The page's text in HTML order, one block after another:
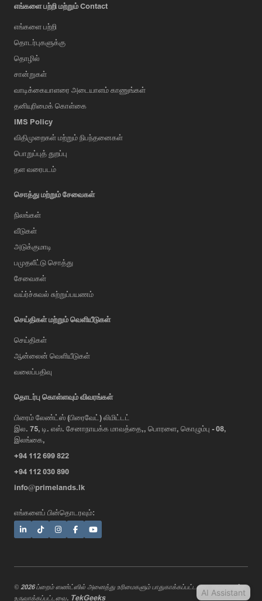
எங்களை பற்றி மற்றும் Contact
எங்களை பற்றி
தொடர்புகளுக்கு
தொழில்
சான்றுகள்
வாடிக்கையாளரை அடையாளம் காணுங்கள்
தனியுரிமைக் கொள்கை
IMS Policy
விதிமுறைகள் மற்றும் நிபந்தனைகள்
பொறுப்புத் துறப்பு
தள வரைபடம்
சொத்து மற்றும் சேவைகள்
நிலங்கள்
வீடுகள்
அடுக்குமாடி
பமுதலீட்டு சொத்து
சேவைகள்
வய்ர்ச்சுவல் சுற்றுப்பயணம்
செய்திகள் மற்றும் வெளியீடுகள்
செய்திகள்
ஆன்லைன் வெளியீடுகள்
வலைப்பதிவு
தொடர்பு கொள்ளவும் விவரங்கள்
பிரைம் லேண்ட்ஸ் (பிரைவேட்) லிமிட்டட்
இல. 75, டி. எஸ். சேனாநாயக்க மாவத்தை,, பொரளை, கொழும்பு - 08,
இலங்கை,
+94 112 699 822
+94 112 030 890
info@primelands.lk
எங்களைப் பின்தொடரவும்:
© 2026 ப்றைம் ஸண்ட்ஸில் அனைத்து உரிமைகளும் பாதுகாக்கப்பட்டவை. வடிவமைத்து
உருவாக்கப்பட்டவை. TekGeeks AI Assistant